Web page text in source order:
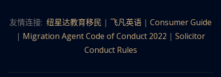
友情连接: 纽星达教育移民 | 飞凡英语 | Consumer Guide
| Migration Agent Code of Conduct 2022 | Solicitor
Conduct Rules